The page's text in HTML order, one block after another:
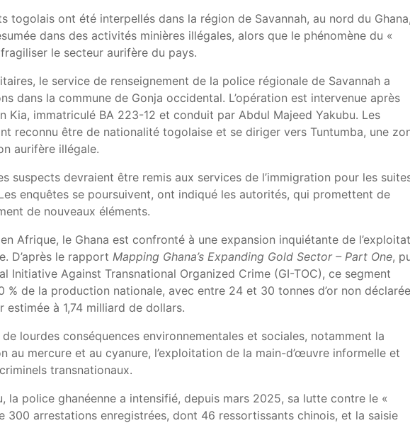
togolais ont été interpellés dans la région de Savannah, au nord du
dans des activités minières illégales, alors que le phénomène du «
le secteur aurifère du pays.
le service de renseignement de la police régionale de Savannah a
dans la commune de Gonja occidental. L’opération est intervenue après
Kia, immatriculé BA 223-12 et conduit par Abdul Majeed Yakubu. Les
reconnu être de nationalité togolaise et se diriger vers Tuntumba, une
aurifère illégale.
suspects devraient être remis aux services de l’immigration pour les
enquêtes se poursuivent, ont indiqué les autorités, qui promettent de
de nouveaux éléments.
Afrique, le Ghana est confronté à une expansion inquiétante de
D’après le rapport Mapping Ghana’s Expanding Gold Sector – Part One,
Initiative Against Transnational Organized Crime (GI-TOC), ce segment
% de la production nationale, avec entre 24 et 30 tonnes d’or non
estimée à 1,74 milliard de dollars.
de lourdes conséquences environnementales et sociales, notamment la
au mercure et au cyanure, l’exploitation de la main-d’œuvre informelle et
transnationaux.
la police ghanéenne a intensifié, depuis mars 2025, sa lutte contre le «
300 arrestations enregistrées, dont 46 ressortissants chinois, et la saisie